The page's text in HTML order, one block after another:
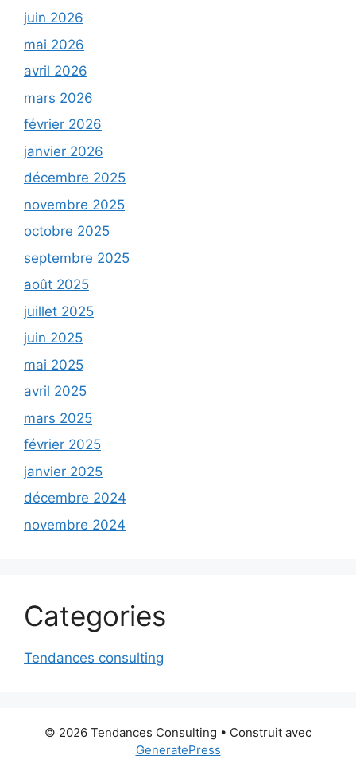
juin 2026
mai 2026
avril 2026
mars 2026
février 2026
janvier 2026
décembre 2025
novembre 2025
octobre 2025
septembre 2025
août 2025
juillet 2025
juin 2025
mai 2025
avril 2025
mars 2025
février 2025
janvier 2025
décembre 2024
novembre 2024
Categories
Tendances consulting
© 2026 Tendances Consulting • Construit avec
GeneratePress